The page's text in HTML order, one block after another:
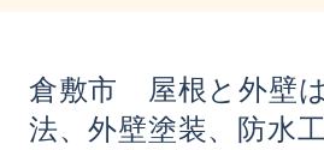
倉敷市 屋根と外壁
法、外壁塗装、防水